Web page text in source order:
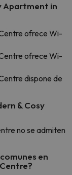
Apartment in
ofrece Wi-
ofrece Wi-
dispone de
& Cosy
no se admiten
en